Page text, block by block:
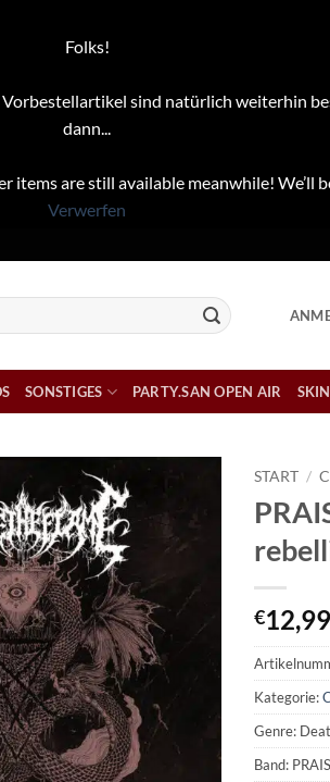
Folks!
sind natürlich weiterhin
dann...
are still available meanwhile! We’ll
Verwerfen
SONSTIGES PARTY.SAN OPEN AIR
START /
€12,99
Kategorie:
Genre:
Band: